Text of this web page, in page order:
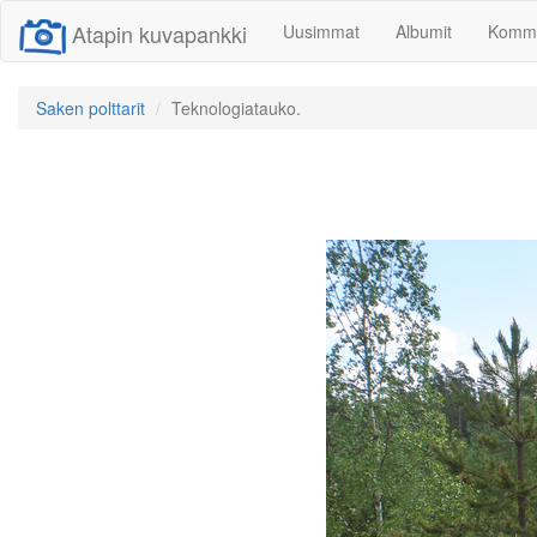
Atapin kuvapankki Uusimmat Albumit
Saken polttarit Teknologiatauko.